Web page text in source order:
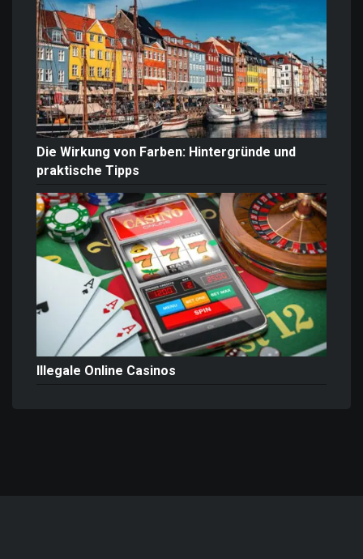
Die Wirkung von Farben: Hintergründe und
praktische Tipps
Illegale Online Casinos